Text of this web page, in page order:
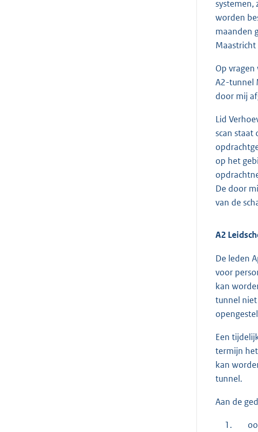
systemen,
worden
maanden
Op
A2-tunnel
door mij
Lid
scan staat
op het
De door
van de
A2
De leden
voor
kan
tunnel
Een
termijn
kan
tunnel.
Aan de
1.